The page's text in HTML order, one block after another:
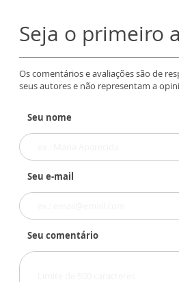
Seja o primeiro
Os comentários e avaliações são de
seus autores e não representam a
Seu nome
Seu e-mail
Seu comentário